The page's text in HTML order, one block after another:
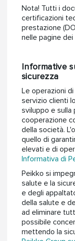
Nota! Tutti i
certificazioni
prestazione
nelle pagine
Informative
sicurezza
Le operazioni
servizio clienti
sviluppo e sulla
cooperazione
della società.
quello di
elevati e di
Informativa di
Peikko si
salute e la
e degli
della salute e
ad eliminare
possibile
mettendo la